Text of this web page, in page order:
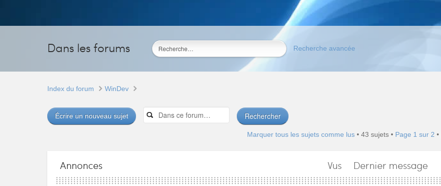
Dans les forums Recherche avancée
Index du forum WinDev
Écrire un nouveau sujet
Marquer tous les sujets comme lus • 43 sujets • Page 1 sur 2 •
Annonces Vus Dernier message